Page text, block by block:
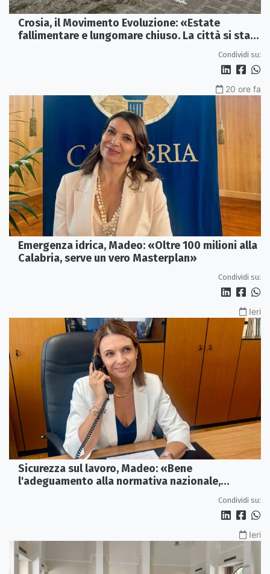
Crosia, il Movimento Evoluzione: «Estate
fallimentare e lungomare chiuso. La città si sta
Condividi su:
20 ore fa
Emergenza idrica, Madeo: «Oltre 100 milioni alla
Calabria, serve un vero Masterplan»
Condividi su:
Ieri
Sicurezza sul lavoro, Madeo: «Bene
l'adeguamento alla normativa nazionale,
Condividi su:
Ieri